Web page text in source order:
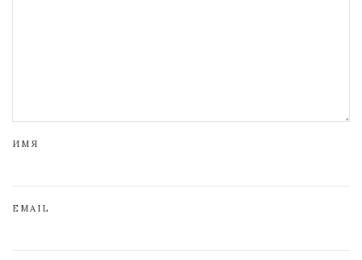
ИМЯ
EMAIL